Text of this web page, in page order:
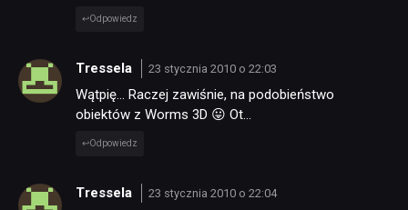
Odpowiedz
Tressela 23 stycznia 2010 o 22:03
Wątpię… Raczej zawiśnie, na podobieństwo
obiektów z Worms 3D 😛 Ot…
Odpowiedz
Tressela 23 stycznia 2010 o 22:04